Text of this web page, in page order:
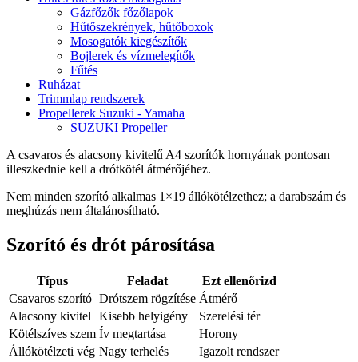
Gázfőzők főzőlapok
Hűtőszekrények, hűtőboxok
Mosogatók kiegészítők
Bojlerek és vízmelegítők
Fűtés
Ruházat
Trimmlap rendszerek
Propellerek Suzuki - Yamaha
SUZUKI Propeller
A csavaros és alacsony kivitelű A4 szorítók hornyának pontosan
illeszkednie kell a drótkötél átmérőjéhez.
Nem minden szorító alkalmas 1×19 állókötélzethez; a darabszám és
meghúzás nem általánosítható.
Szorító és drót párosítása
Típus Feladat
Ezt ellenőrizd
Csavaros szorító Drótszem rögzítése Átmérő
Alacsony kivitel
Kisebb helyigény
Szerelési tér
Kötélszíves szem Ív megtartása
Horony
Állókötélzeti vég Nagy terhelés Igazolt rendszer